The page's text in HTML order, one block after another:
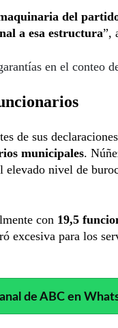
del
a esa estructura”,
en el conteo
de sus
municipales.
elevado nivel de
con 19,5
excesiva para los
de ABC en